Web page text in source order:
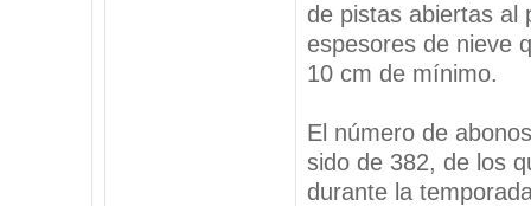
de pistas abiertas al
espesores de nieve
10 cm de mínimo.
El número de
sido de 382, de los
durante la